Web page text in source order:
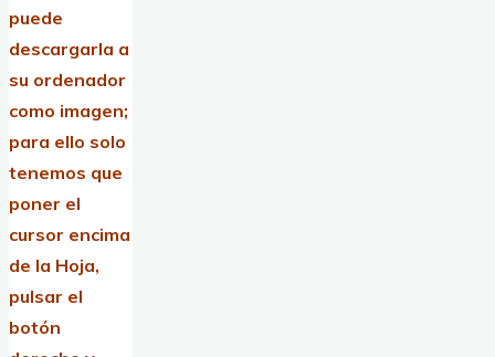
puede
descargarla a
su ordenador
como imagen;
para ello solo
tenemos que
poner el
cursor encima
de la Hoja,
pulsar el
botón